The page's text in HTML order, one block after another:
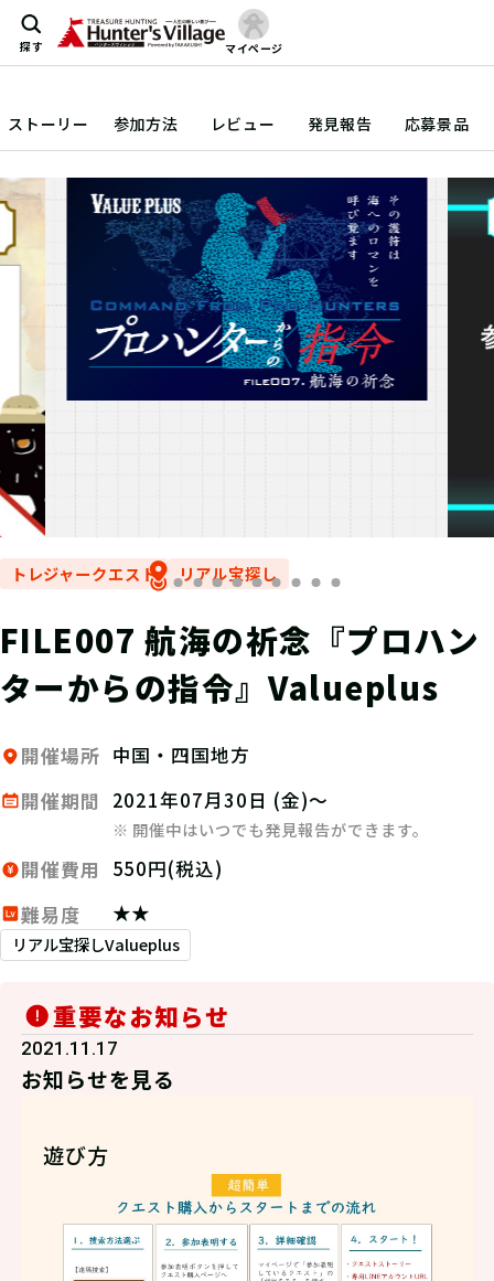
探す マイページ
ストーリー 参加方法 レビュー 発見報告 応募景品
トレジャークエスト リアル宝探し
FILE007 航海の祈念『プロハン
ターからの指令』Valueplus
開催場所 中国・四国地方
開催期間
2021年07月30日 (金)～
※ 開催中はいつでも発見報告ができます。
開催費用
550円(税込)
難易度
★★
リアル宝探しValueplus
重要なお知らせ
2021.11.17
お知らせを見る
遊び方